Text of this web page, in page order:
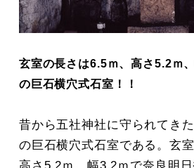
玄室の長さは6.5ｍ、高さ5.2ｍ
の巨石横穴式石室！！
昔から五社神社に守られてき
の巨石横穴式石室である。玄
高さ5.2ｍ、幅3.2ｍで奈良明